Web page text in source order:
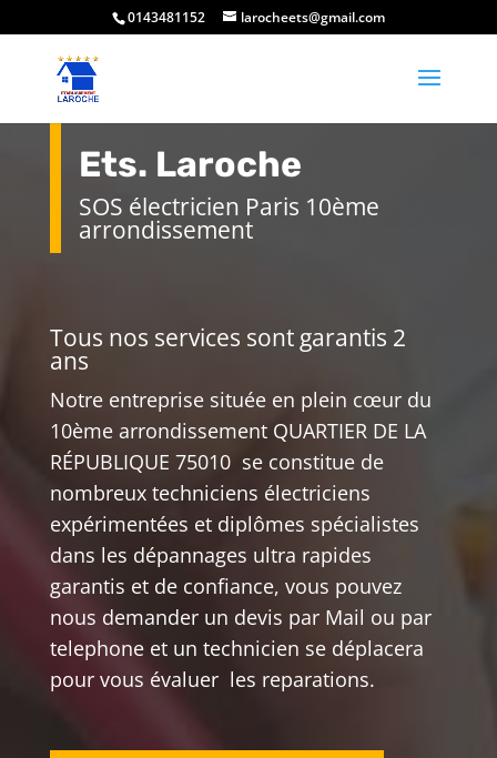
0143481152 larocheets@gmail.com
Ets. Laroche
SOS électricien Paris 10ème
arrondissement
Tous nos services sont garantis 2
ans
Notre entreprise située en plein cœur du
10ème arrondissement QUARTIER DE LA
RÉPUBLIQUE 75010 se constitue de
nombreux techniciens électriciens
expérimentées et diplômes spécialistes
dans les dépannages ultra rapides
garantis et de confiance, vous pouvez
nous demander un devis par Mail ou par
telephone et un technicien se déplacera
pour vous évaluer les reparations.